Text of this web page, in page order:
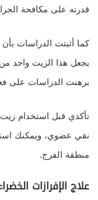
قدرته على مكافحة
كما أثبتت الدراسات
يجعل هذا الزيت واحد
برهنت الدراسات على
تأكدي قبل استخدام زيت
نقي عضوي، ويمكنك
منطقة الفرج.
علاج الإفرازات